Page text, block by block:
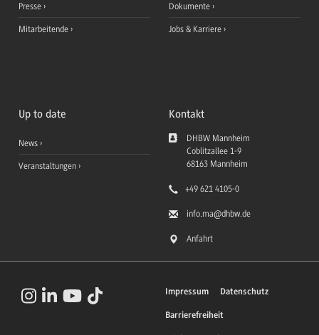
Presse
Mitarbeitende
Dokumente
Jobs & Karriere
Up to date
News
Veranstaltungen
Kontakt
DHBW Mannheim
Coblitzallee 1-9
68163 Mannheim
+49 621 4105-0
info.ma@dhbw.de
Anfahrt
Impressum Datenschutz
Barrierefreiheit